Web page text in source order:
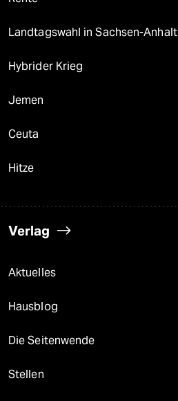
Landtagswahl in Sachsen-Anhalt
Hybrider Krieg
Jemen
Ceuta
Hitze
Verlag
Aktuelles
Hausblog
Die Seitenwende
Stellen